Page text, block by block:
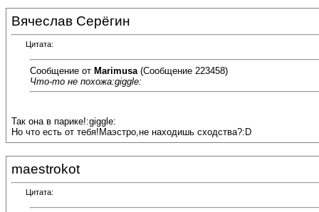
Вячеслав Серёгин
Цитата:
Сообщение от Marimusa (Сообщение 223458)
Что-то не похожа:giggle:
Так она в парике!:giggle:
Но что есть от тебя!Маэстро,не находишь сходства?:D
maestrokot
Цитата: